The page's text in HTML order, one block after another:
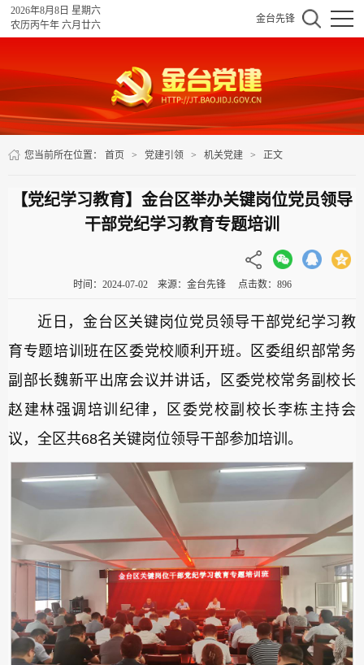
2026年8月8日 星期六
农历丙午年 六月廿六
金台先锋
您当前所在位置： 首页 > 党建引领 > 机关党建 > 正文
【党纪学习教育】金台区举办关键岗位党员领导
干部党纪学习教育专题培训
时间：2024-07-02 来源：金台先锋 点击数： 896
近日，金台区关键岗位党员领导干部党纪学习教
育专题培训班在区委党校顺利开班。区委组织部常务
副部长魏新平出席会议并讲话，区委党校常务副校长
赵建林强调培训纪律，区委党校副校长李栋主持会
议，全区共68名关键岗位领导干部参加培训。